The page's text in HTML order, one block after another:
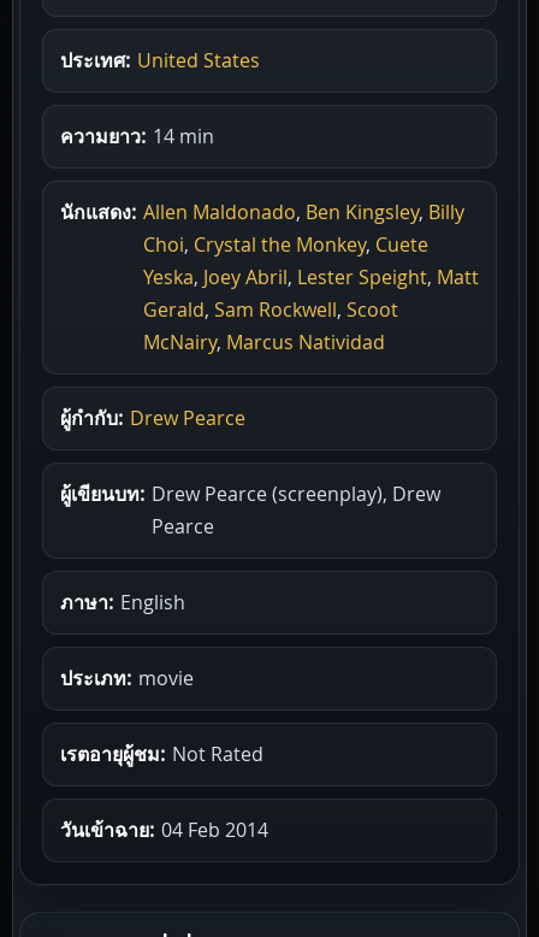
ประเทศ: United States
ความยาว: 14 min
นักแสดง: Allen Maldonado, Ben Kingsley, Billy
Choi, Crystal the Monkey, Cuete
Yeska, Joey Abril, Lester Speight, Matt
Gerald, Sam Rockwell, Scoot
McNairy, Marcus Natividad
ผู้กำกับ: Drew Pearce
ผู้เขียนบท: Drew Pearce (screenplay), Drew
Pearce
ภาษา: English
ประเภท: movie
เรตอายุผู้ชม: Not Rated
วันเข้าฉาย: 04 Feb 2014